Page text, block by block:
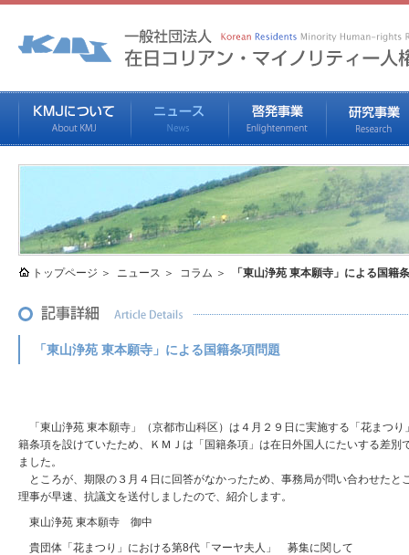
トップページ ニュース コラム 「東山浄苑 東本願寺」による国籍
「東山浄苑 東本願寺」による国籍条項問題
「東山浄苑 東本願寺」（京都市山科区）は４月２９日に実施する「花まつ
籍条項を設けていたため、ＫＭＪは「国籍条項」は在日外国人にたいする差
ました。
ところが、期限の３月４日に回答がなかったため、事務局が問い合わせた
理事が早速、抗議文を送付しましたので、紹介します。
東山浄苑 東本願寺 御中
貴団体「花まつり」における第8代「マーヤ夫人」 募集に関して